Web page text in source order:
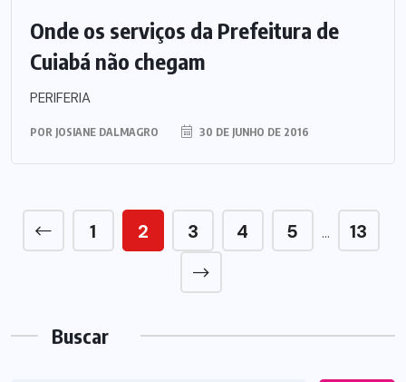
Onde os serviços da Prefeitura de
Cuiabá não chegam
PERIFERIA
POR JOSIANE DALMAGRO 30 DE JUNHO DE 2016
1 2 3 4 5 … 13
Buscar